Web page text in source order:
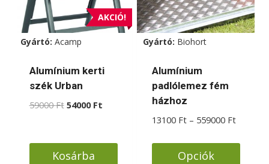
AKCIÓ!
Gyártó: Acamp
Alumínium kerti
szék Urban
59000Ft Original
59000 Ft.
54000 FtCurrent
54000 Ft.
Kosárba
Gyártó: Biohort
Alumínium
padlólemez fém
házhoz
13100 Ft – 559000 Ft
-
Opciók